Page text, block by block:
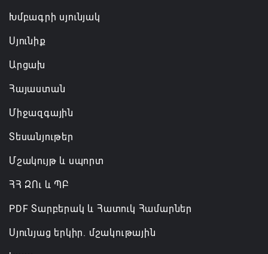
Խմբագրի սյունյակ
Սյունիք
Արցախ
Հայաստան
Միջազգային
Տեսանյութեր
Մշակույթ և սպորտ
ՀՀ ԶՈւ և ՊԲ
PDF Տարբերակ և Հատուկ Համարներ
Սյունյաց երկիր. մշակութային